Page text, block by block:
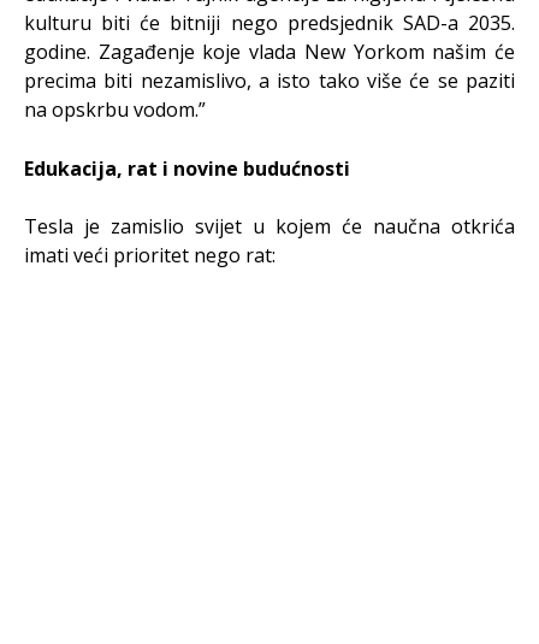
kulturu biti će bitniji nego predsjednik SAD-a 2035.
godine. Zagađenje koje vlada New Yorkom našim će
precima biti nezamislivo, a isto tako više će se paziti
na opskrbu vodom.”
Edukacija, rat i novine budućnosti
Tesla je zamislio svijet u kojem će naučna otkrića
imati veći prioritet nego rat: